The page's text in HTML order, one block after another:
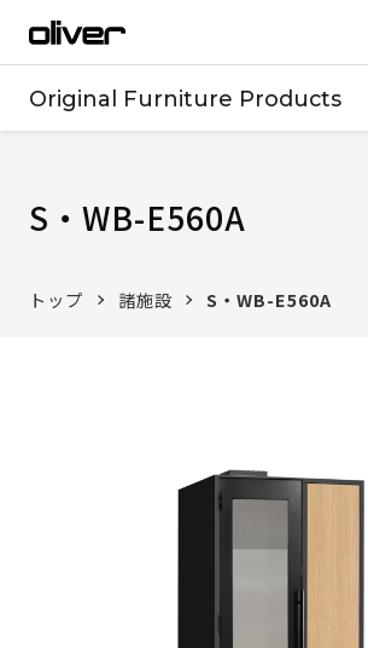
Original Furniture Products
S・WB-E560A
トップ 諸施設 S・WB-E560A